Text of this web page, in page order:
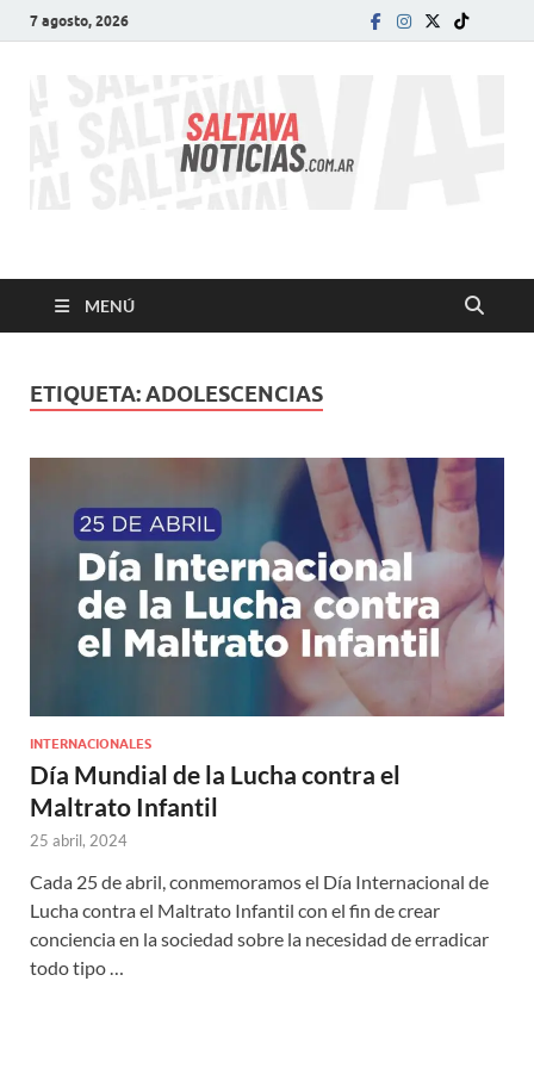
7 agosto, 2026
SALTA VA!
MENÚ
ETIQUETA:ADOLESCENCIAS
INTERNACIONALES
Día Mundial de la Lucha contra el
Maltrato Infantil
25 abril, 2024
Cada 25 de abril, conmemoramos el Día Internacional de
Lucha contra el Maltrato Infantil con el fin de crear
conciencia en la sociedad sobre la necesidad de erradicar
todo tipo …